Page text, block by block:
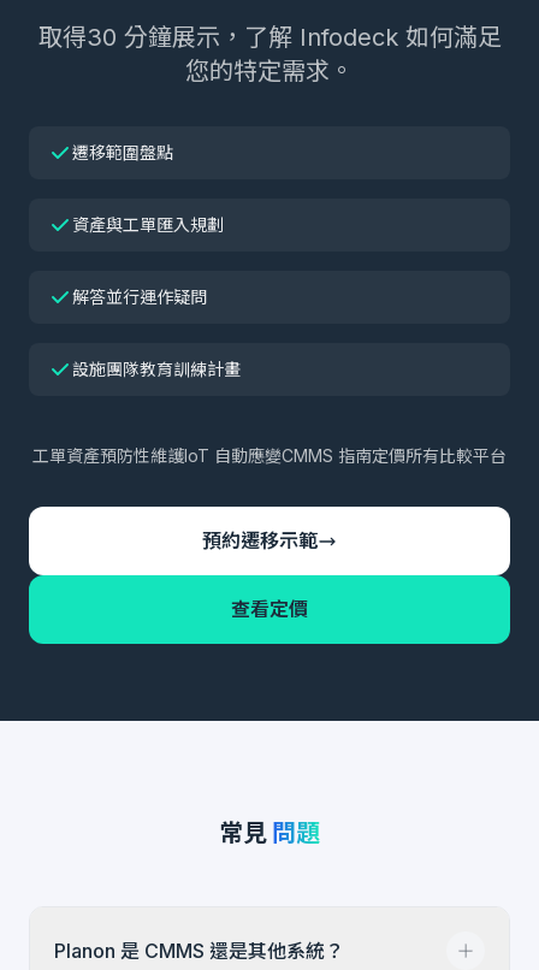
取得30 分鐘展示，了解 Infodeck 如何滿足
您的特定需求。
遷移範圍盤點
資產與工單匯入規劃
解答並行運作疑問
設施團隊教育訓練計畫
工單資產預防性維護IoT 自動應變CMMS 指南定價所有比較平台
預約遷移示範
查看定價
常見 問題
Planon 是 CMMS 還是其他系統？